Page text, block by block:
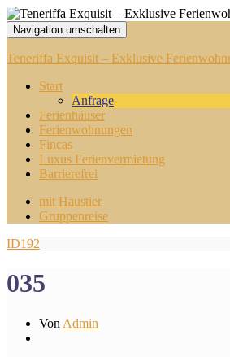
Navigation umschalten
Teneriffa Exquisit – Exklusive
Start
Anfrage
Ferienhäuser
Ferienwohnungen
Fincas
Luxus Ferienvermietung
Barrierefrei
mit Haustier
Gruppenreise
ID192
035
Von Admin